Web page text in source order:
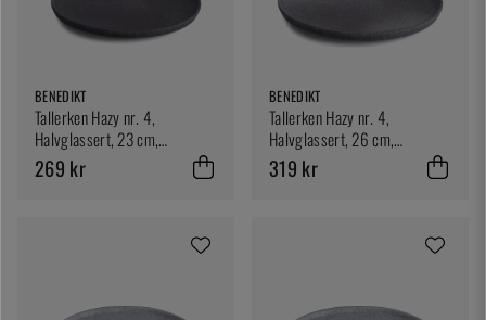
BENEDIKT
Tallerken Hazy nr. 4,
Halvglassert, 23 cm,
Mørkegrå - Benedikt
269 kr
BENEDIKT
Tallerken Hazy nr. 4,
Halvglassert, 26 cm,
Mørkegrå - Benedikt
319 kr